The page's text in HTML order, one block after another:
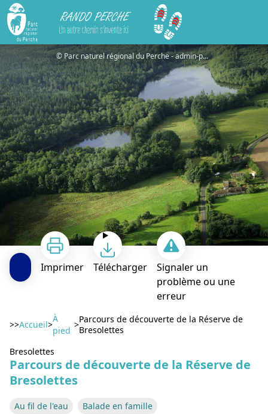
Rando Perche
Parcours de découverte de la Réserve de Bresolettes
© Parc naturel régional du Perche - admin-pnrp
Imprimer Télécharger
Signaler un
problème ou une
erreur
>>Accueil>
À
pied
>Parcours de découverte de la Réserve de
Bresolettes
Bresolettes
Parcours de découverte de la Réserve de
Bresolettes
Au fil de l'eau Balade en famille